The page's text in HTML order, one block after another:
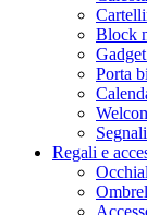
Block
Porta
Regali e